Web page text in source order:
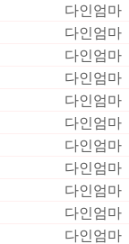
다인엄마
다인엄마
다인엄마
다인엄마
다인엄마
다인엄마
다인엄마
다인엄마
다인엄마
다인엄마
다인엄마